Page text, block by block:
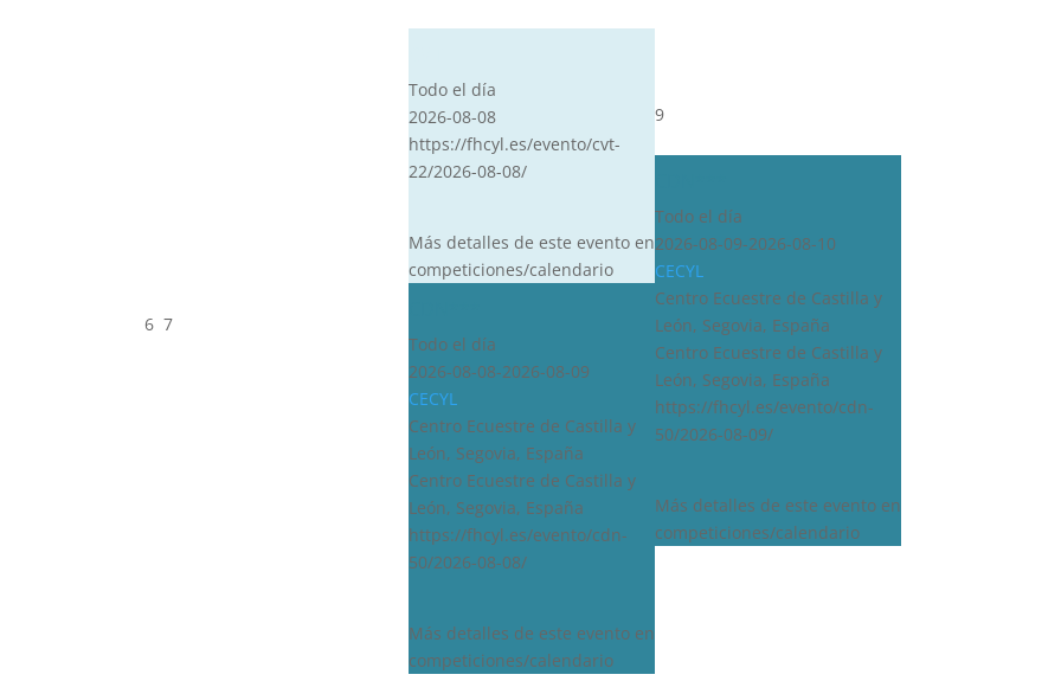
6 7
Todo el día
2026-08-08
https://fhcyl.es/evento/cvt-
22/2026-08-08/
Más detalles de este evento en
competiciones/calendario
Todo el día
2026-08-08-2026-08-09
CECYL
Centro Ecuestre de Castilla y
León, Segovia, España
Centro Ecuestre de Castilla y
León, Segovia, España
https://fhcyl.es/evento/cdn-
50/2026-08-08/
Más detalles de este evento en
competiciones/calendario
9
Todo el día
2026-08-09-2026-08-10
CECYL
Centro Ecuestre de Castilla y
León, Segovia, España
Centro Ecuestre de Castilla y
León, Segovia, España
https://fhcyl.es/evento/cdn-
50/2026-08-09/
Más detalles de este evento en
competiciones/calendario